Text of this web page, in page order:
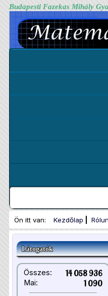
Budapesti Fazekas Mihály
Ön itt van: Kezdőlap
Látogatók
Összes: 14 058 936
Mai: 1 090